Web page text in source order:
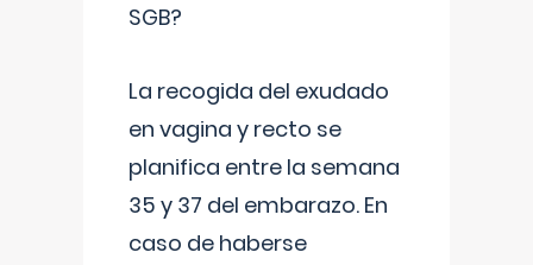
SGB?
La recogida del exudado
en vagina y recto se
planifica entre la semana
35 y 37 del embarazo. En
caso de haberse